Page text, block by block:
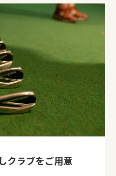
クラブをご用意